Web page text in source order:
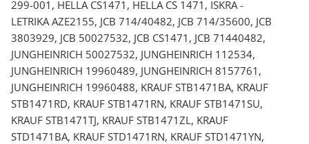
299-001, HELLA CS1471, HELLA CS 1471, ISKRA -
LETRIKA AZE2155, JCB 714/40482, JCB 714/35600, JCB
3803929, JCB 50027532, JCB CS1471, JCB 71440482,
JUNGHEINRICH 50027532, JUNGHEINRICH 112534,
JUNGHEINRICH 19960489, JUNGHEINRICH 8157761,
JUNGHEINRICH 19960488, KRAUF STB1471BA, KRAUF
STB1471RD, KRAUF STB1471RN, KRAUF STB1471SU,
KRAUF STB1471TJ, KRAUF STB1471ZL, KRAUF
STD1471BA, KRAUF STD1471RN, KRAUF STD1471YN,